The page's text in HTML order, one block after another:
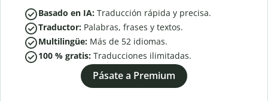
Basado en IA: Traducción rápida y precisa.
Traductor: Palabras, frases y textos.
Multilingüe: Más de 52 idiomas.
100 % gratis: Traducciones ilimitadas.
Pásate a Premium